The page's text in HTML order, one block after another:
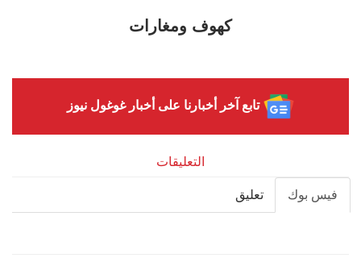
كهوف ومغارات
تابع آخر أخبارنا على أخبار غوغول نيوز
التعليقات
فيس بوك تعليق